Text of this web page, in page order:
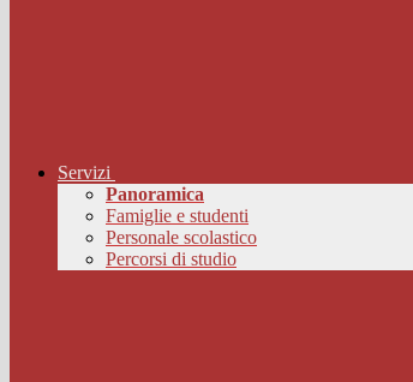
Servizi
Panoramica
Famiglie e studenti
Personale scolastico
Percorsi di studio